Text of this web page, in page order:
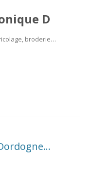
D
broderie…